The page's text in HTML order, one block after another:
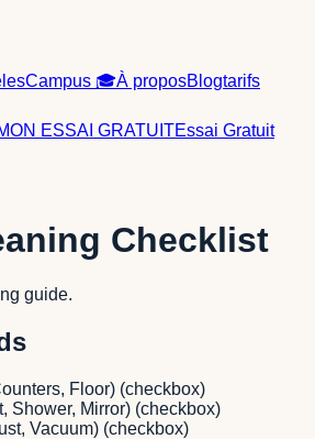
Campus 🎓À proposBlogtarifs
ESSAI GRATUITEssai Gratuit
Checklist
guide.
Floor) (checkbox)
Shower, Mirror) (checkbox)
Vacuum) (checkbox)